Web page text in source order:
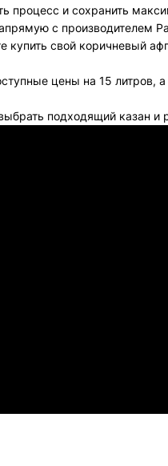
процесс и сохранить
с производителем
купить свой коричневый
цены на 15
подходящий казан и